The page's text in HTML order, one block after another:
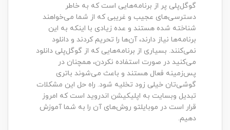
گوگل‌پلی پر از برنامه‌هایی است که به خاطر
دسترسی‌های عجیب و غریبی که از شما می‌خواهند
شناخته شده هستند و عده زیادی با اینکه به این
برنامه‌ها نیاز دارند، آن‌ها را تحریم کردند و دانلود
نمی‌کنند. بسیاری از برنامه‌هایی که از گوگل‌پلی دانلود
می‌کنید در صورت استفاده نکردن، همچنان در
پس‌زمینه فعال هستند و باعث می‌شوند باتری
گوشی‌تان خیلی زود تخلیه شود. راه حل این مشکلات
تبدیل وبسایت به اپلیکیشن اندروید است که امروز
قرار است در موبایلتو روش‌های آن را به شما آموزش
دهیم.